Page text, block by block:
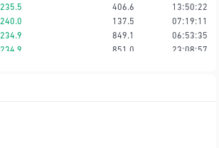
235.5
406.6
13:50:22
240.0
137.5
07:19:11
234.9
849.1
06:53:35
234.9
851.0
23:08:57